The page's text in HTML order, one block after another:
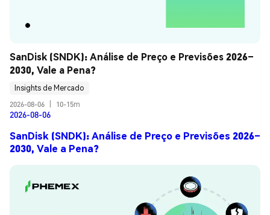
SanDisk (SNDK): Análise de Preço e Previsões 2026–
2030, Vale a Pena?
Insights de Mercado
2026-08-06
10-15m
2026-08-06
SanDisk (SNDK): Análise de Preço e Previsões 2026–
2030, Vale a Pena?